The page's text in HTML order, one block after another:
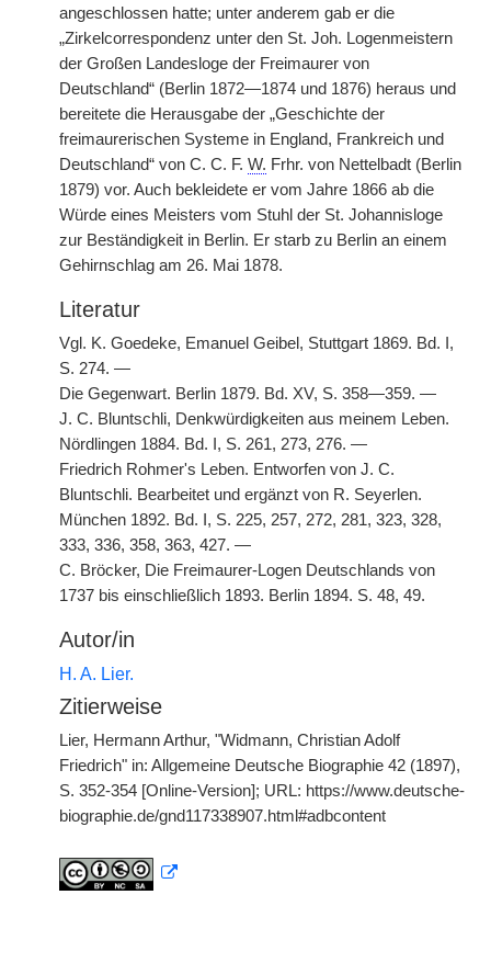
angeschlossen hatte; unter anderem gab er die
„Zirkelcorrespondenz unter den St. Joh. Logenmeistern
der Großen Landesloge der Freimaurer von
Deutschland“ (Berlin 1872—1874 und 1876) heraus und
bereitete die Herausgabe der „Geschichte der
freimaurerischen Systeme in England, Frankreich und
Deutschland“ von C. C. F. W. Frhr. von Nettelbadt (Berlin
1879) vor. Auch bekleidete er vom Jahre 1866 ab die
Würde eines Meisters vom Stuhl der St. Johannisloge
zur Beständigkeit in Berlin. Er starb zu Berlin an einem
Gehirnschlag am 26. Mai 1878.
Literatur
Vgl. K. Goedeke, Emanuel Geibel, Stuttgart 1869. Bd. I,
S. 274. —
Die Gegenwart. Berlin 1879. Bd. XV, S. 358—359. —
J. C. Bluntschli, Denkwürdigkeiten aus meinem Leben.
Nördlingen 1884. Bd. I, S. 261, 273, 276. —
Friedrich Rohmer's Leben. Entworfen von J. C.
Bluntschli. Bearbeitet und ergänzt von R. Seyerlen.
München 1892. Bd. I, S. 225, 257, 272, 281, 323, 328,
333, 336, 358, 363, 427. —
C. Bröcker, Die Freimaurer-Logen Deutschlands von
1737 bis einschließlich 1893. Berlin 1894. S. 48, 49.
Autor/in
H. A. Lier.
Zitierweise
Lier, Hermann Arthur, "Widmann, Christian Adolf
Friedrich" in: Allgemeine Deutsche Biographie 42 (1897),
S. 352-354 [Online-Version]; URL: https://www.deutsche-
biographie.de/gnd117338907.html#adbcontent